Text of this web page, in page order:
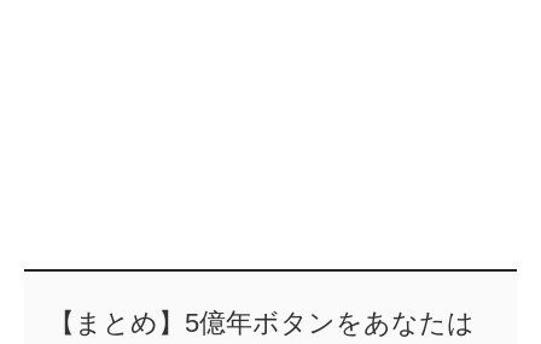
【まとめ】5億年ボタンをあなたは